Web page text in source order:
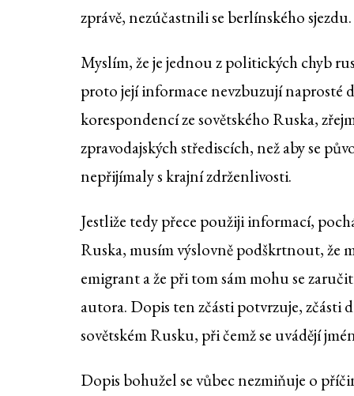
zprávě, nezúčastnili se berlínského sjezdu.
Myslím, že je jednou z politických chyb
proto její informace nevzbuzují naprosté
korespondencí ze sovětského Ruska,
zpravodajských střediscích, než aby se
nepřijímaly s krajní zdrženlivosti.
Jestliže tedy přece použiji informací,
Ruska, musím výslovně podškrtnout, že
emigrant a že při tom sám mohu se
autora. Dopis ten zčásti potvrzuje, zčásti
sovětském Rusku, při čemž se uvádějí
Dopis bohužel se vůbec nezmiňuje o